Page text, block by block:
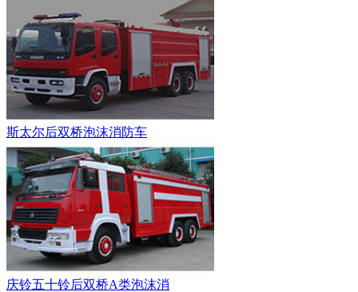
斯太尔后双桥泡沫消防车
庆铃五十铃后双桥A类泡沫消